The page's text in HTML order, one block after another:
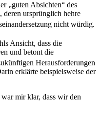
„guten Absichten“ des
deren ursprünglich hehre
nicht würdig.
Ansicht, dass die
und betont die
Herausforderungen
erklärte beispielsweise der
mir klar, dass wir den